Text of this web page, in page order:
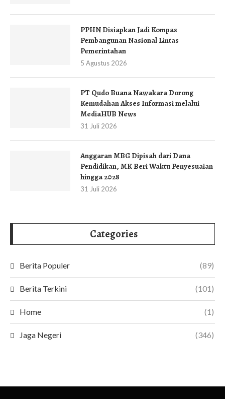
PPHN Disiapkan Jadi Kompas
Pembangunan Nasional Lintas
Pemerintahan
5 Agustus 2026
PT Qudo Buana Nawakara Dorong
Kemudahan Akses Informasi melalui
MediaHUB News
31 Juli 2026
Anggaran MBG Dipisah dari Dana
Pendidikan, MK Beri Waktu Penyesuaian
hingga 2028
31 Juli 2026
Categories
Berita Populer (89)
Berita Terkini (101)
Home (1)
Jaga Negeri (346)